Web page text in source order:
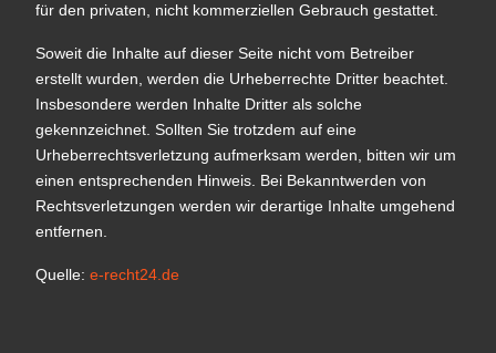
für den privaten, nicht kommerziellen Gebrauch gestattet.
Soweit die Inhalte auf dieser Seite nicht vom Betreiber
erstellt wurden, werden die Urheberrechte Dritter beachtet.
Insbesondere werden Inhalte Dritter als solche
gekennzeichnet. Sollten Sie trotzdem auf eine
Urheberrechtsverletzung aufmerksam werden, bitten wir um
einen entsprechenden Hinweis. Bei Bekanntwerden von
Rechtsverletzungen werden wir derartige Inhalte umgehend
entfernen.
Quelle: e-recht24.de